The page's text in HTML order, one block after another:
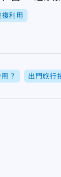
複利用
？ 出門旅行